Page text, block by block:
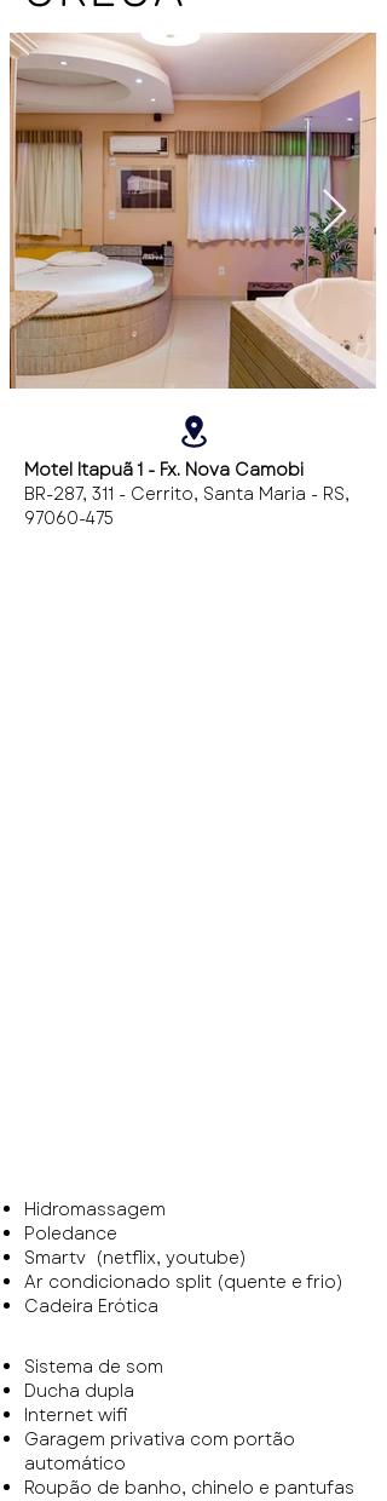
Motel Itapuã 1 - Fx. Nova Camobi
BR-287, 311 - Cerrito, Santa Maria - RS,
97060-475
Hidromassagem
Poledance
Smartv (netflix, youtube)
Ar condicionado split (quente e frio)
Cadeira Erótica
Sistema de som
Ducha dupla
Internet wifi
Garagem privativa com portão
automático
Roupão de banho, chinelo e pantufas